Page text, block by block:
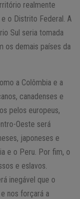
realmente
o Distrito Federal. A
Sul seria tomada
os demais países da
a Colômbia e a
canadenses e
pelos europeus,
Oeste será
japoneses e
e o Peru. Por fim, o
e eslavos.
inegável que o
nos forçará a